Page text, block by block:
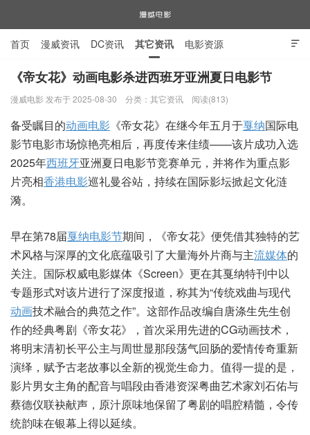

首页 漫威资讯 DC资讯 其它资讯 电影资源
电视剧资源 漫威图片
《帝女花》动画电影杀进西班牙亚洲夏日电影节
漫威电影 发布于 2025-08-30 分类： 其它资讯 阅读(813)
备受瞩目的动画电影 《帝女花》在继今年五月于戛纳国际电
影节电影市场惊艳亮相后，再度传来佳绩——该片成功入选
2025年西班牙亚洲夏日电影节竞赛单元，并将作为重点影
片亮相香港电影巡礼曼谷站，持续在国际影坛掀起文化涟
漪。
早在第78届戛纳电影节期间，《帝女花》便凭借其独特的艺
术风格与深厚的文化底蕴吸引了大量海外片商与主流媒体的
关注。国际权威电影媒体《Screen》更在其戛纳特刊中以
专题形式对该片进行了深度报道，称其为“传统戏曲与现代
动画技术融合的典范之作”。这部作品改编自唐涤生先生创
作的经典粤剧《帝女花》，首次采用先进的CG动画技术，
将明末清初长平公主与周世显那段荡气回肠的爱情传奇重新
演绎，赋予古老故事以全新的视觉生命力。值得一提的是，
影片男女主角的配音与唱段由香港资深粤曲艺术家刘石佑与
蔡德仪联袂献声，原汁原味地保留了粤剧的唱腔精髓，令传
统韵味在银幕上得以延续。